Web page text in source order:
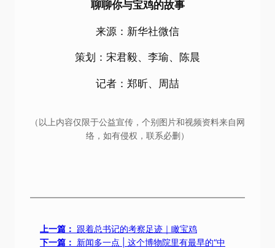
聊聊你与宝鸡的故事
来源：新华社微信
策划：宋君毅、李瑜、陈晨
记者：郑昕、周喆
（以上内容仅限于公益宣传，个别图片和视频资料来自网
络，如有侵权，联系必删）
上一篇： 跟着总书记的考察足迹｜瞰宝鸡
下一篇： 新闻多一点 | 这个博物院里有最早的“中